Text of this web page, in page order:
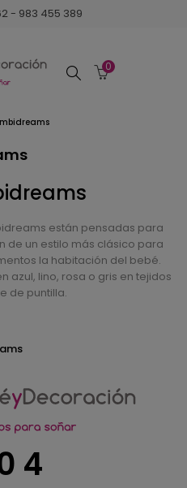
- 983 455 389
Buscar
0
están pensadas para
de un estilo más clásico para
la habitación del bebé.
azul, lino, rosa o gris en tejidos
de puntilla.
4